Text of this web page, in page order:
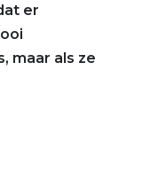
er
maar als ze